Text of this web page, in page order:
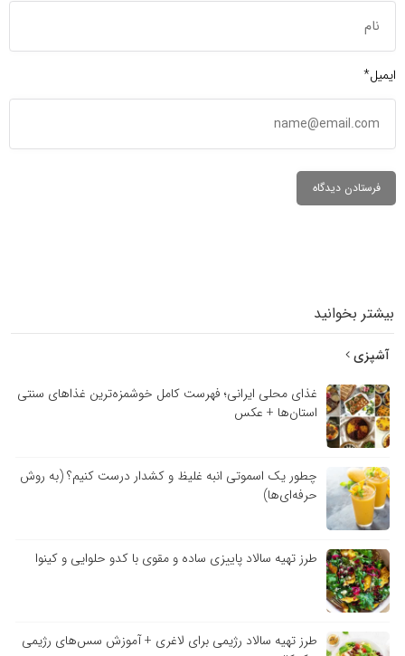
ایمیل*
بیشتر بخوانید
آشپزی
غذای محلی ایرانی؛ فهرست کامل خوشمزه‌ترین غذاهای سنتی
استان‌ها + عکس
چطور یک اسموتی انبه غلیظ و کشدار درست کنیم؟ (به روش
حرفه‌ای‌ها)
طرز تهیه سالاد پاییزی ساده و مقوی با کدو حلوایی و کینوا
طرز تهیه سالاد رژیمی برای لاغری + آموزش سس‌های رژیمی